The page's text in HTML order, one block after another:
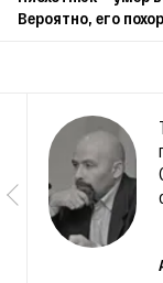
Вероятно, его